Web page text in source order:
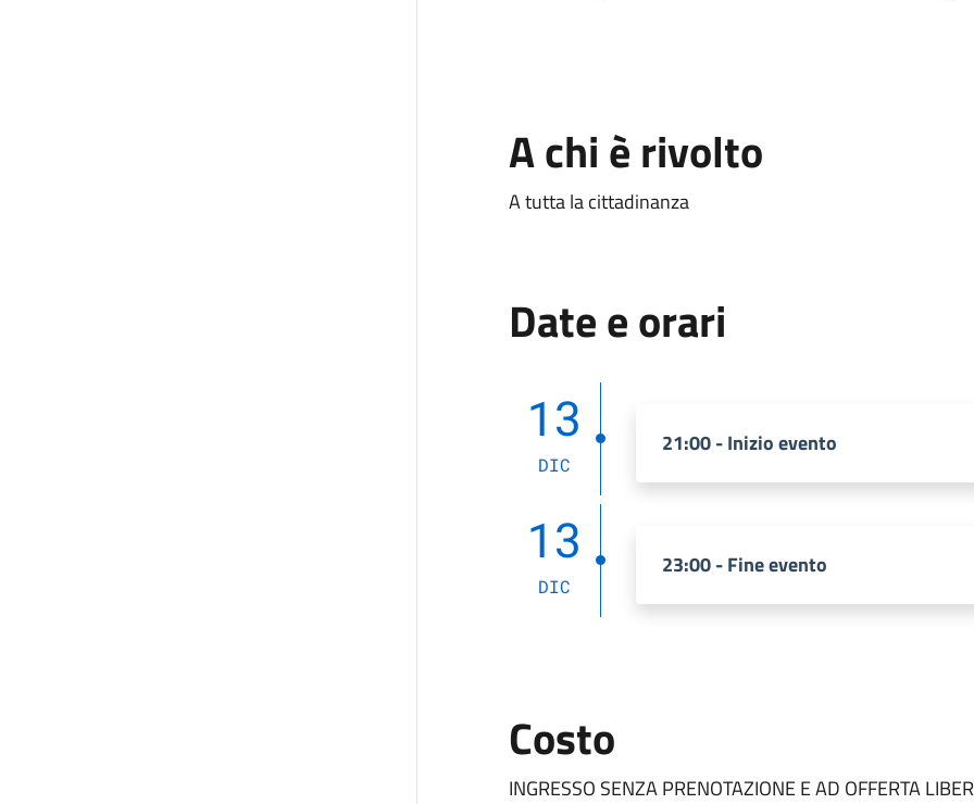
A chi è rivolto
A tutta la cittadinanza
Date e orari
13
DIC
21:00 - Inizio evento
13
DIC
23:00 - Fine evento
Costo
INGRESSO SENZA PRENOTAZIONE E AD OFFERTA